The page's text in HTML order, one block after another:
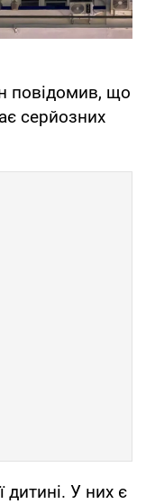
повідомив, що
серйозних
дитині. У них є